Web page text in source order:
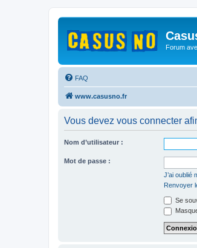
Forum
FAQ
www.casusno.fr
Vous devez vous connecter
Nom d’utilisateur :
Mot de passe :
J’ai oublié
Renvoyer
Se